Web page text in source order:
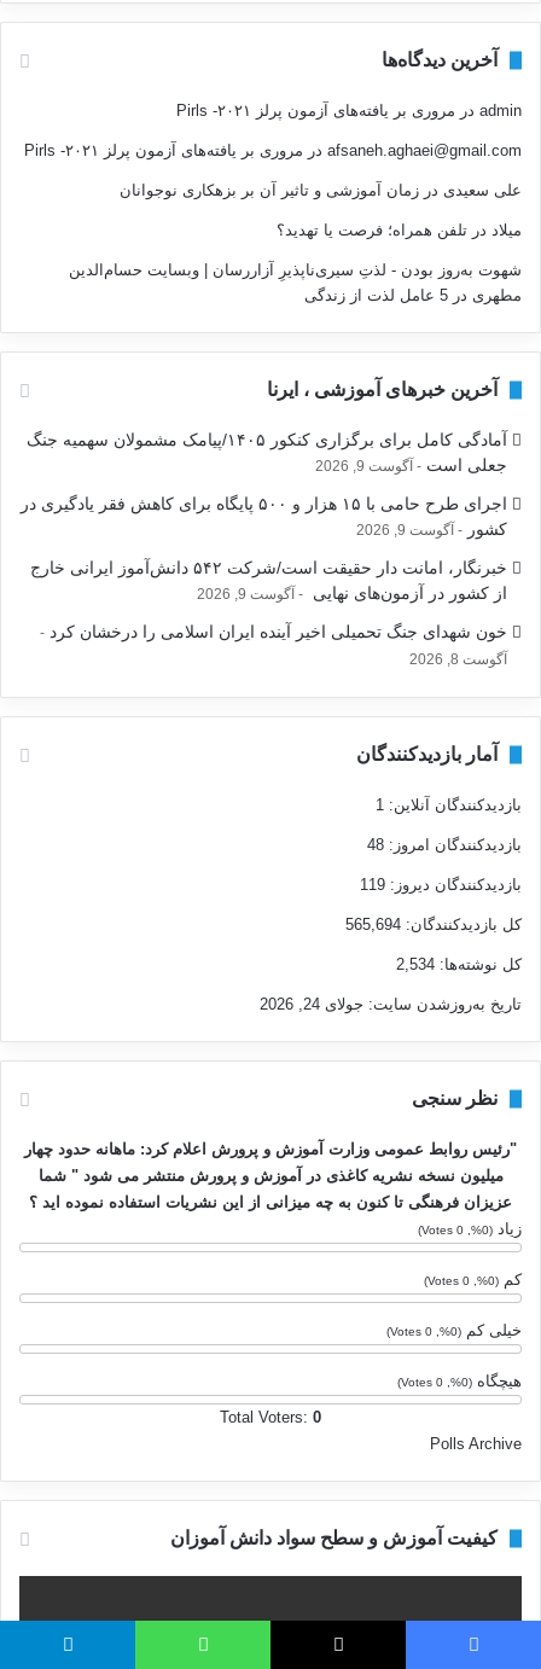
آخرین دیدگاه‌ها
admin در مروری بر یافته‌های آزمون پرلز ۲۰۲۱- Pirls
afsaneh.aghaei@gmail.com در مروری بر یافته‌های آزمون پرلز ۲۰۲۱- Pirls
علی سعیدی در زمان آموزشی و تاثیر آن بر بزهکاری نوجوانان
میلاد در تلفن همراه؛ فرصت يا تهديد؟
شهوت به‌روز بودن - لذتِ سیری‌ناپذیرِ آزاررسان | وبسایت حسام‌الدین
مطهری در 5 عامل لذت از زندگی
آخرین خبرهای آموزشی ، ایرنا
آمادگی کامل برای برگزاری کنکور ۱۴۰۵/پیامک مشمولان سهمیه جنگ
جعلی است
آگوست 9, 2026
اجرای طرح حامی با ۱۵ هزار و ۵۰۰ پایگاه برای کاهش فقر یادگیری در
کشور
آگوست 9, 2026
خبرنگار، امانت دار حقیقت است/شرکت ۵۴۲ دانش‌آموز ایرانی خارج
از کشور در آزمون‌های نهایی
آگوست 9, 2026
خون شهدای جنگ تحمیلی اخیر آینده ایران اسلامی را درخشان کرد
آگوست 8, 2026
آمار بازدیدکنندگان
بازدیدکنندگان آنلاین: 1
بازدیدکنندگان امروز: 48
بازدیدکنندگان دیروز: 119
کل بازدیدکنند‌گان: 565,694
کل نوشته‌ها: 2,534
تاریخ به‌روزشدن سایت: جولای 24, 2026
نظر سنجی
"رئیس روابط عمومی وزارت آموزش و پرورش اعلام کرد: ماهانه حدود چهار
میلیون نسخه نشریه کاغذی در آموزش و پرورش منتشر می شود " شما
عزیزان فرهنگی تا کنون به چه میزانی از این نشریات استفاده نموده اید ؟
زیاد (0%, 0 Votes)
کم (0%, 0 Votes)
خیلی کم (0%, 0 Votes)
هیچگاه (0%, 0 Votes)
Total Voters: 0
Polls Archive
کیفیت آموزش و سطح سواد دانش آموزان